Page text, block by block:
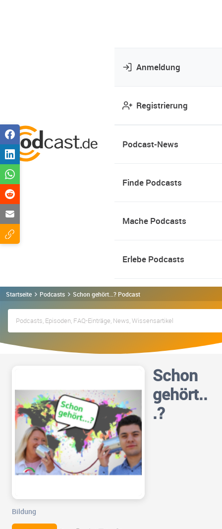
Anmeldung
Registrierung
Podcast-News
Finde Podcasts
Mache Podcasts
Erlebe Podcasts
Startseite Podcasts Schon gehört...? Podcast
Schon
gehört..
.?
Bildung